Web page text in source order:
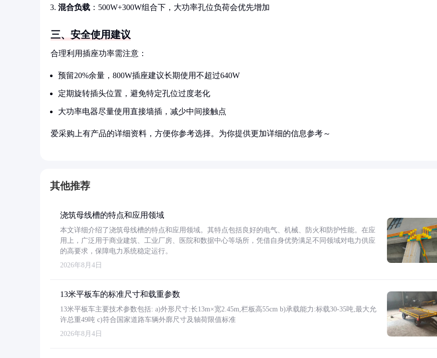
混合负载 ：500W+300W组合下，大功率孔位负荷会优先增加
三、安全使用建议
合理利用插座功率需注意：
预留20%余量，800W插座建议长期使用不超过640W
定期旋转插头位置，避免特定孔位过度老化
大功率电器尽量使用直接墙插，减少中间接触点
爱采购上有产品的详细资料，方便你参考选择。为你提供更加详细的信息参考～
其他推荐
浇筑母线槽的特点和应用领域
本文详细介绍了浇筑母线槽的特点和应用领域。其特点包括良好的电气、机械、防火和防护性能。在应
用上，广泛用于商业建筑、工业厂房、医院和数据中心等场所，凭借自身优势满足不同领域对电力供应
的高要求，保障电力系统稳定运行。
2026年8月4日
13米平板车的标准尺寸和载重参数
13米平板车主要技术参数包括: a)外形尺寸:长13m×宽2.45m,栏板高55cm b)承载能力:标载30-35吨,最大允
许总重49吨 c)符合国家道路车辆外廓尺寸及轴荷限值标准
2026年8月4日